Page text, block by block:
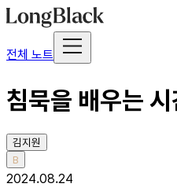
전체 노트
침묵을 배우는
김지원
B
2024.08.24